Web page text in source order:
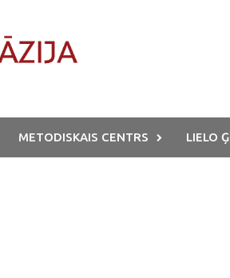
METODISKAIS CENTRS LIELO